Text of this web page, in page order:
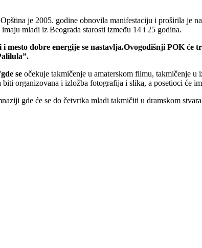
je 2005. godine obnovila manifestaciju i proširila je
mladi iz Beograda starosti između 14 i 25 godina.
mesto dobre energije se nastavlja.Ovogodišnji POK će
se očekuje takmičenje u amaterskom filmu, takmičenje u
organizovana i izložba fotografija i slika, a posetioci će
gde će se do četvrtka mladi takmičiti u dramskom